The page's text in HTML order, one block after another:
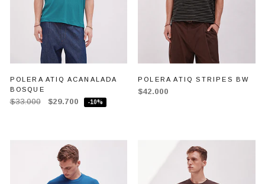
POLERA ATIQ ACANALADA
BOSQUE
$33.000 $29.700 -10%
POLERA ATIQ STRIPES BW
$42.000